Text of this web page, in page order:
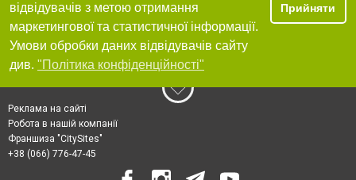
відвідувачів з метою отримання
маркетингової та статистичної інформації.
Умови обробки даних відвідувачів сайту
див. "Політика конфіденційності"
Прийняти
Реклама на сайті
Робота в нашій компанії
Франшиза "CitySites"
+38 (066) 776-47-45